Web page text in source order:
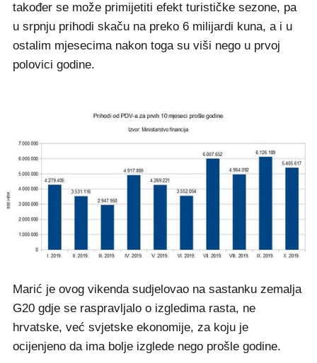
također se može primijetiti efekt turističke sezone, pa
u srpnju prihodi skaču na preko 6 milijardi kuna, a i u
ostalim mjesecima nakon toga su viši nego u prvoj
polovici godine.
Marić je ovog vikenda sudjelovao na sastanku zemalja
G20 gdje se raspravljalo o izgledima rasta, ne
hrvatske, već svjetske ekonomije, za koju je
ocijenjeno da ima bolje izglede nego prošle godine.